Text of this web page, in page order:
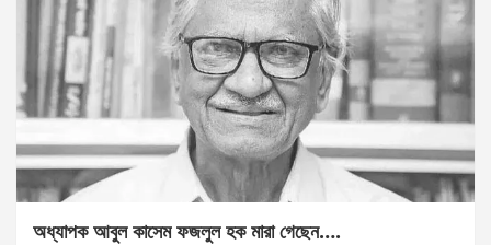
অধ্যাপক আবুল কাসেম ফজলুল হক মারা গেছেন….